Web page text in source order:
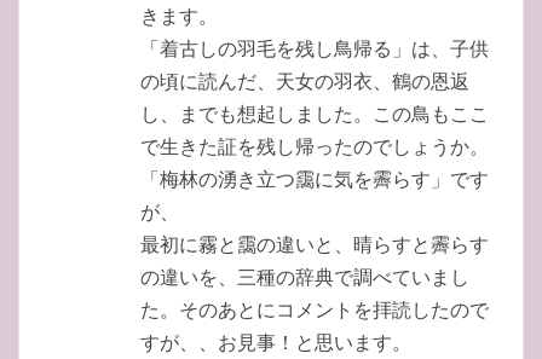
きます。
「着古しの羽毛を残し鳥帰る」は、子供
の頃に読んだ、天女の羽衣、鶴の恩返
し、までも想起しました。この鳥もここ
で生きた証を残し帰ったのでしょうか。
「梅林の湧き立つ靄に気を霽らす」です
が、
最初に霧と靄の違いと、晴らすと霽らす
の違いを、三種の辞典で調べていまし
た。そのあとにコメントを拝読したので
すが、、お見事！と思います。